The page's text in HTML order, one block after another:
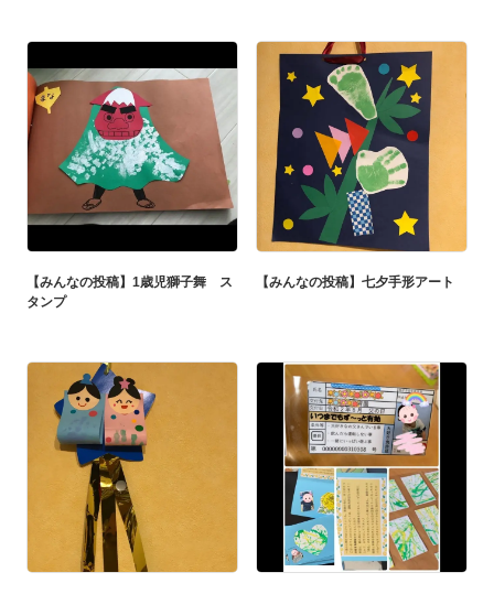
【みんなの投稿】1歳児獅子舞 ス
タンプ
【みんなの投稿】七夕手形アート